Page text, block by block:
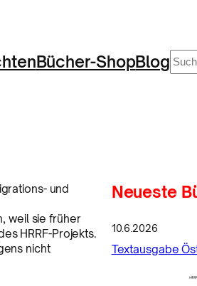
Bücher-ShopBlog
und
weil sie früher
HRRF-Projekts.
nicht
Neueste
10.6.2026
Textausgabe